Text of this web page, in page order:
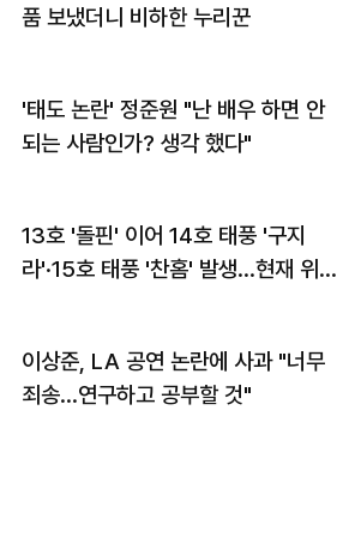
품 보냈더니 비하한 누리꾼
'태도 논란' 정준원 "난 배우 하면 안
되는 사람인가? 생각 했다"
13호 '돌핀' 이어 14호 태풍 '구지
라'·15호 태풍 '찬홈' 발생…현재 위
이상준, LA 공연 논란에 사과 "너무
죄송…연구하고 공부할 것"